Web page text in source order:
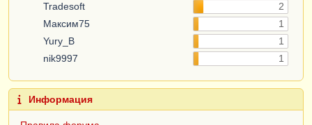
Tradesoft
2
Максим75
1
Yury_B
1
nik9997
1
Информация